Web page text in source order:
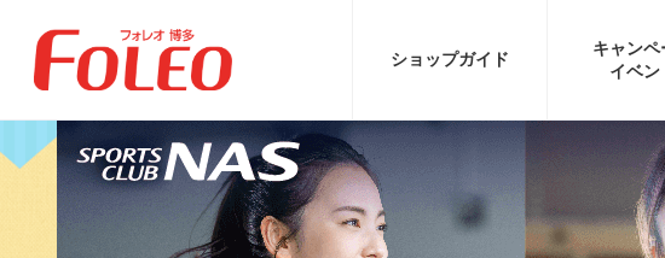
ショップガイド
キャンペ
イベン